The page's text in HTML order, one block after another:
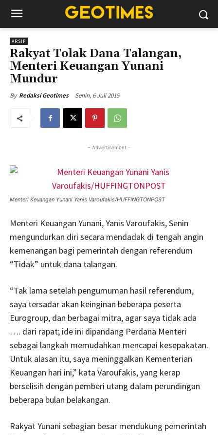
ARSIP
Rakyat Tolak Dana Talangan,
Menteri Keuangan Yunani
Mundur
By Redaksi Geotimes Senin, 6 Juli 2015
- Advertisement -
Menteri Keuangan Yunani Yanis Varoufakis/HUFFINGTONPOST
Menteri Keuangan Yunani, Yanis Varoufakis, Senin
mengundurkan diri secara mendadak di tengah angin
kemenangan bagi pemerintah dengan referendum
“Tidak” untuk dana talangan.
“Tak lama setelah pengumuman hasil referendum,
saya tersadar akan keinginan beberapa peserta
Eurogroup, dan berbagai mitra, agar saya tidak ada
…. dari rapat; ide ini dipandang Perdana Menteri
sebagai langkah memudahkan mencapai kesepakatan.
Untuk alasan itu, saya meninggalkan Kementerian
Keuangan hari ini,” kata Varoufakis, yang kerap
berselisih dengan pemberi utang dalam perundingan
beberapa bulan belakangan.
Rakyat Yunani sebagian besar mendukung pemerintah